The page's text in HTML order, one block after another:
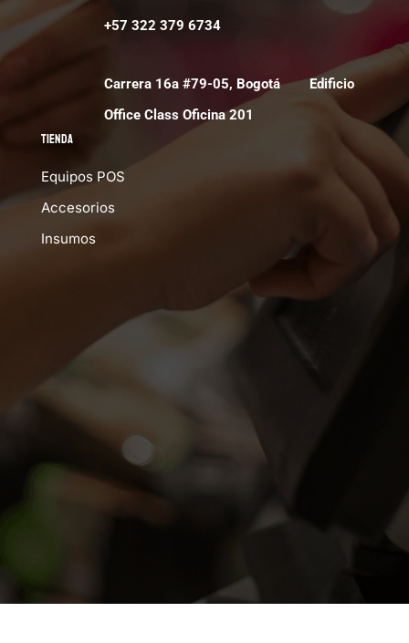
+57 322 379 6734
Carrera 16a #79-05, Bogotá Edificio
Office Class Oficina 201
Tienda
Equipos POS
Accesorios
Insumos